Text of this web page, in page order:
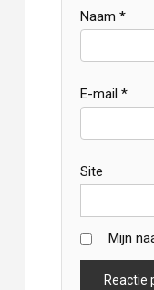
Naam *
E-mail *
Site
Mijn